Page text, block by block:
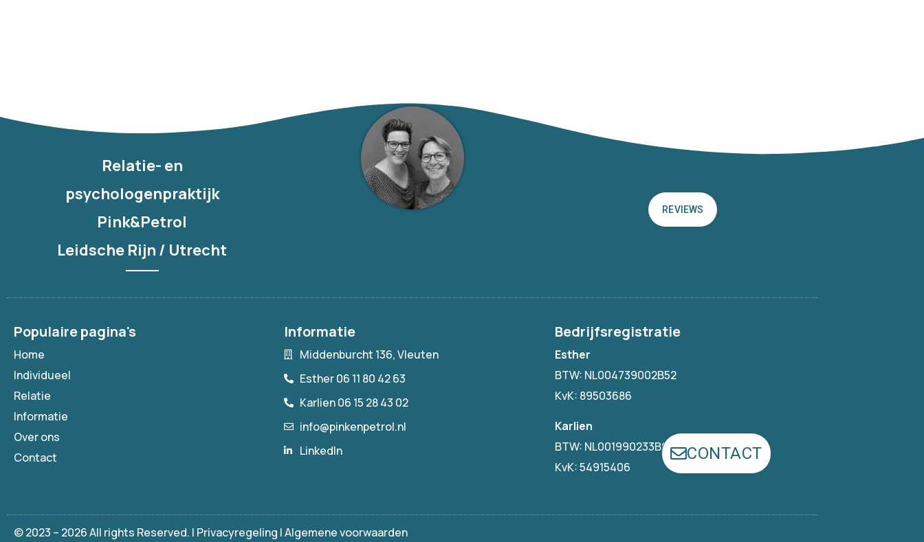
Relatie- en
psychologenpraktijk
Pink&Petrol
Leidsche Rijn / Utrecht
REVIEWS
CONTACT
Populaire pagina's
Home
Individueel
Relatie
Informatie
Over ons
Contact
Informatie
Middenburcht 136, Vleuten
Esther 06 11 80 42 63
Karlien 06 15 28 43 02
info@pinkenpetrol.nl
LinkedIn
Bedrijfsregistratie
Esther
BTW: NL004739002B52
KvK: 89503686
Karlien
BTW: NL001990233B93
KvK: 54915406
© 2023 – 2026 All rights Reserved. | Privacyregeling |Algemene voorwaarden